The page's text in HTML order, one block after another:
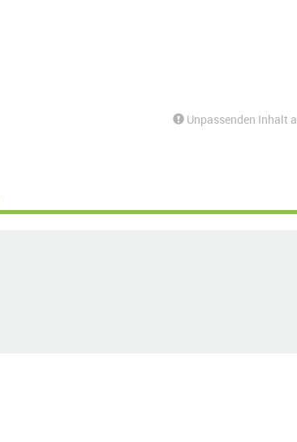
Unpassenden Inhalt